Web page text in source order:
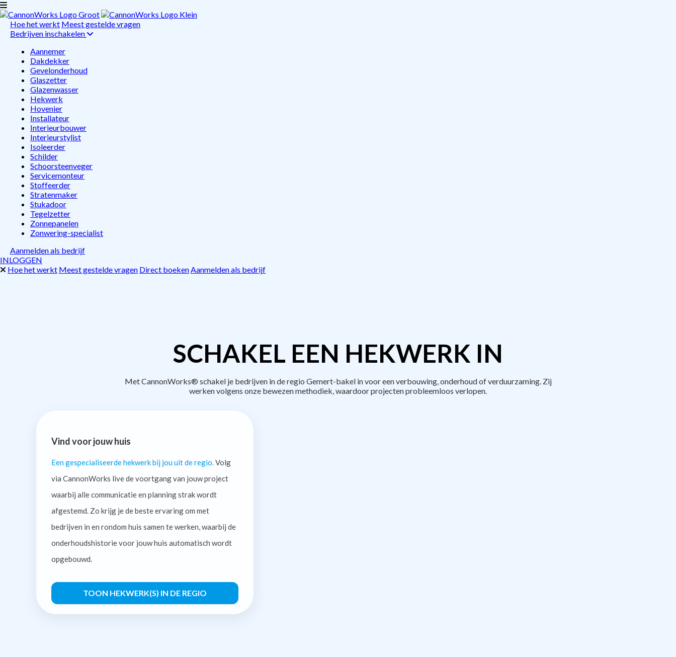
Hoe het werkt Meest gestelde vragen
Bedrijven inschakelen
Aannemer
Dakdekker
Gevelonderhoud
Glaszetter
Glazenwasser
Hekwerk
Hovenier
Installateur
Interieurbouwer
Interieurstylist
Isoleerder
Schilder
Schoorsteenveger
Servicemonteur
Stoffeerder
Stratenmaker
Stukadoor
Tegelzetter
Zonnepanelen
Zonwering-specialist
Aanmelden als bedrijf
INLOGGEN
Hoe het werkt Meest gestelde vragen Direct boekenAanmelden als bedrijf
SCHAKEL EEN HEKWERK IN
Met CannonWorks® schakel je bedrijven in de regio Gemert-bakel in voor een verbouwing, onderhoud of verduurzaming. Zij
werken volgens onze bewezen methodiek, waardoor projecten probleemloos verlopen.
Vind voor jouw huis
Een gespecialiseerde hekwerk bij jou uit de regio. Volg
via CannonWorks live de voortgang van jouw project
waarbij alle communicatie en planning strak wordt
afgestemd. Zo krijg je de beste ervaring om met
bedrijven in en rondom huis samen te werken, waarbij de
onderhoudshistorie voor jouw huis automatisch wordt
opgebouwd.
TOON HEKWERK(S) IN DE REGIO